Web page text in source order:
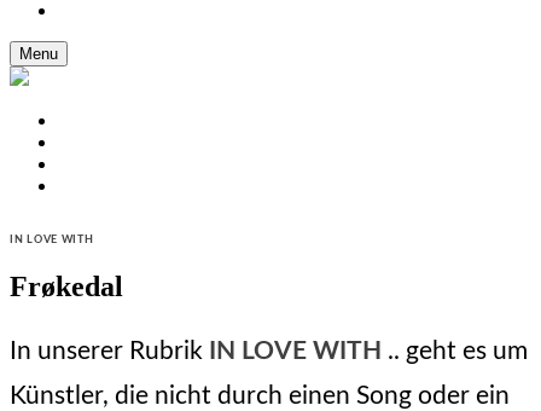
Menu
CATEGORIES
IN LOVE WITH
Frøkedal
In unserer Rubrik IN LOVE WITH .. geht es um
Künstler, die nicht durch einen Song oder ein